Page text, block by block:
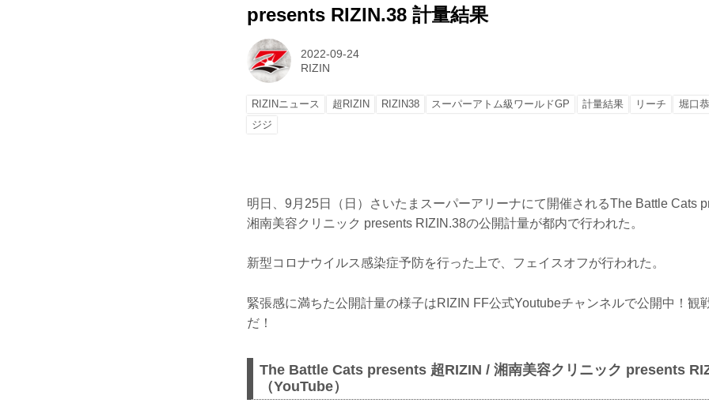
presents RIZIN.38 計量結果
2022-09-24
RIZIN
RIZINニュース 超RIZIN RIZIN38 スーパーアトム級ワールドGP 計量結果 リーチ 堀口
ジジ
明日、9月25日（日）さいたまスーパーアリーナにて開催されるThe Battle Cats
湘南美容クリニック presents RIZIN.38の公開計量が都内で行われた。
新型コロナウイルス感染症予防を行った上で、フェイスオフが行われた。
緊張感に満ちた公開計量の様子はRIZIN FF公式Youtubeチャンネルで公開中！観
だ！
The Battle Cats presents 超RIZIN / 湘南美容クリニック presents
（YouTube）